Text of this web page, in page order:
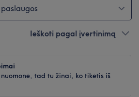
Ieškoti pagal įvertinimą
tad tu žinai, ko tikėtis iš